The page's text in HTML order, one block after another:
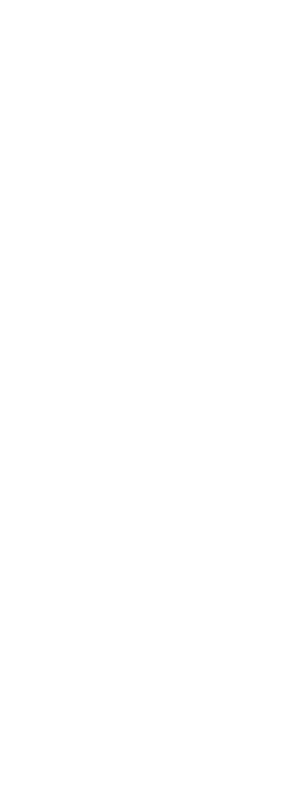
der
von Gemälden,
und gezahlte
Grund sind
ein
von
Moderne während
des
Jahren mit
begann. Die von
über das Angebot
Galerie.
und